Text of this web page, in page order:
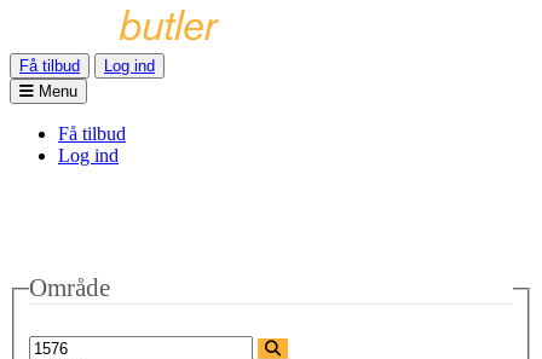
Få tilbud
Log ind
Menu
Få tilbud
Log ind
Område